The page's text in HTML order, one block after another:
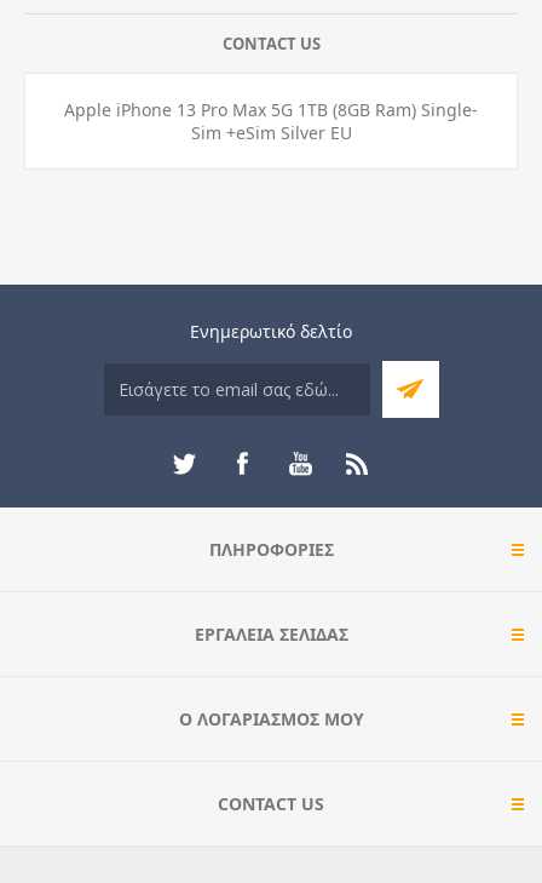
CONTACT US
Apple iPhone 13 Pro Max 5G 1ΤΒ (8GB Ram) Single-
Sim +eSim Silver EU
Ενημερωτικό δελτίο
ΠΛΗΡΟΦΟΡΊΕΣ
ΕΡΓΑΛΕΊΑ ΣΕΛΊΔΑΣ
Ο ΛΟΓΑΡΙΑΣΜΌΣ ΜΟΥ
CONTACT US